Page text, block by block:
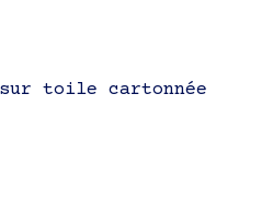
toile cartonnée